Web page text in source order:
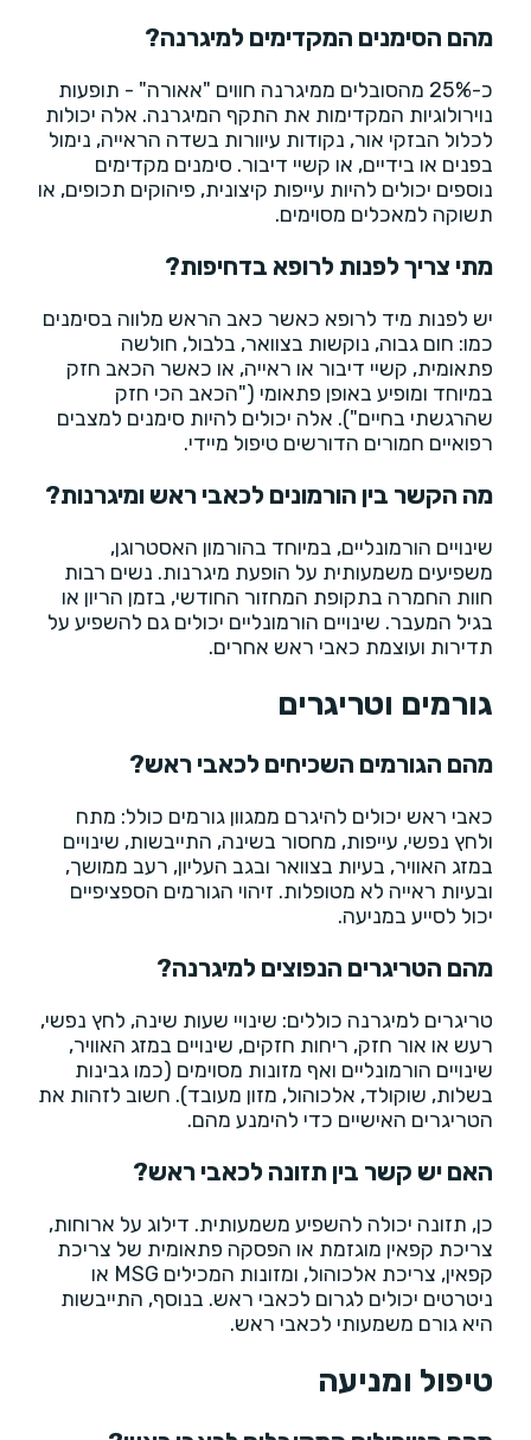
מהם הסימנים המקדימים למיגרנה?
כ-25% מהסובלים ממיגרנה חווים "אאורה" - תופעות
נוירולוגיות המקדימות את התקף המיגרנה. אלה יכולות
לכלול הבזקי אור, נקודות עיוורות בשדה הראייה, נימול
בפנים או בידיים, או קשיי דיבור. סימנים מקדימים
נוספים יכולים להיות עייפות קיצונית, פיהוקים תכופים, או
תשוקה למאכלים מסוימים.
מתי צריך לפנות לרופא בדחיפות?
יש לפנות מיד לרופא כאשר כאב הראש מלווה בסימנים
כמו: חום גבוה, נוקשות בצוואר, בלבול, חולשה
פתאומית, קשיי דיבור או ראייה, או כאשר הכאב חזק
במיוחד ומופיע באופן פתאומי ("הכאב הכי חזק
שהרגשתי בחיים"). אלה יכולים להיות סימנים למצבים
רפואיים חמורים הדורשים טיפול מיידי.
מה הקשר בין הורמונים לכאבי ראש ומיגרנות?
שינויים הורמונליים, במיוחד בהורמון האסטרוגן,
משפיעים משמעותית על הופעת מיגרנות. נשים רבות
חוות החמרה בתקופת המחזור החודשי, בזמן הריון או
בגיל המעבר. שינויים הורמונליים יכולים גם להשפיע על
תדירות ועוצמת כאבי ראש אחרים.
גורמים וטריגרים
מהם הגורמים השכיחים לכאבי ראש?
כאבי ראש יכולים להיגרם ממגוון גורמים כולל: מתח
ולחץ נפשי, עייפות, מחסור בשינה, התייבשות, שינויים
במזג האוויר, בעיות בצוואר ובגב העליון, רעב ממושך,
ובעיות ראייה לא מטופלות. זיהוי הגורמים הספציפיים
יכול לסייע במניעה.
מהם הטריגרים הנפוצים למיגרנה?
טריגרים למיגרנה כוללים: שינויי שעות שינה, לחץ נפשי,
רעש או אור חזק, ריחות חזקים, שינויים במזג האוויר,
שינויים הורמונליים ואף מזונות מסוימים (כמו גבינות
בשלות, שוקולד, אלכוהול, מזון מעובד). חשוב לזהות את
הטריגרים האישיים כדי להימנע מהם.
האם יש קשר בין תזונה לכאבי ראש?
כן, תזונה יכולה להשפיע משמעותית. דילוג על ארוחות,
צריכת קפאין מוגזמת או הפסקה פתאומית של צריכת
קפאין, צריכת אלכוהול, ומזונות המכילים MSG או
ניטרטים יכולים לגרום לכאבי ראש. בנוסף, התייבשות
היא גורם משמעותי לכאבי ראש.
טיפול ומניעה